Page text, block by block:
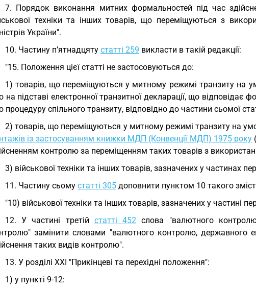
7. Порядок виконання митних формальностей під час
техніки та інших товарів, що переміщуються з
України".
10. Частину п’ятнадцяту статті 259 викласти в такій редакції:
"15. Положення цієї статті не застосовуються до:
1) товарів, що переміщуються у митному режимі транзиту на
на підставі електронної транзитної декларації, що
процедуру спільного транзиту, відповідно до частини сьомої
2) товарів, що переміщуються у митному режимі транзиту на
із застосуванням книжки МДП (Конвенції МДП) 1975 року
контролю за переміщенням таких товарів з
3) військової техніки та інших товарів, зазначених у частинах
11. Частину сьому статті 305 доповнити пунктом 10 такого
"10) військової техніки та інших товарів, зазначених у частині
12. У частині третій статті 452 слова "валютного
замінити словами "валютного контролю, державного
таких видів контролю".
13. У розділі XXI "Прикінцеві та перехідні положення":
1) у пункті 9-12: